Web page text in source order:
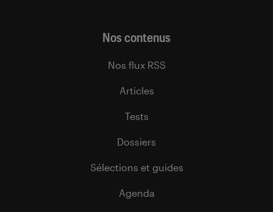
Nos contenus
Nos flux RSS
Articles
Tests
Dossiers
Sélections et guides
Agenda